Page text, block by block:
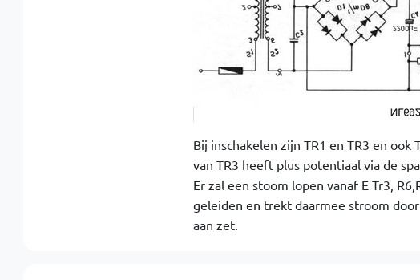
Bij inschakelen zijn TR1 en TR3 en
van TR3 heeft plus potentiaal via de
Er zal een stoom lopen vanaf E Tr3,
geleiden en trekt daarmee stroom
aan zet.